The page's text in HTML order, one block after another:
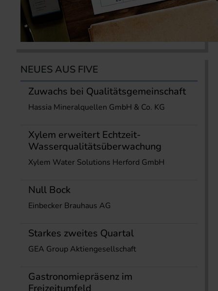
NEUES AUS FIVE
Zuwachs bei Qualitätsgemeinschaft
Hassia Mineralquellen GmbH & Co. KG
Xylem erweitert Echtzeit-
Wasserqualitätsüberwachung
Xylem Water Solutions Herford GmbH
Null Bock
Einbecker Brauhaus AG
Starkes zweites Quartal
GEA Group Aktiengesellschaft
Gastronomiepräsenz im